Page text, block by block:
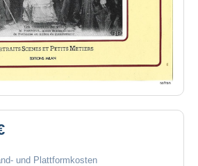
und Plattformkosten